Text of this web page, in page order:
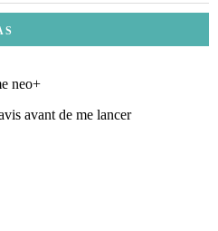
neo+
avant de me lancer